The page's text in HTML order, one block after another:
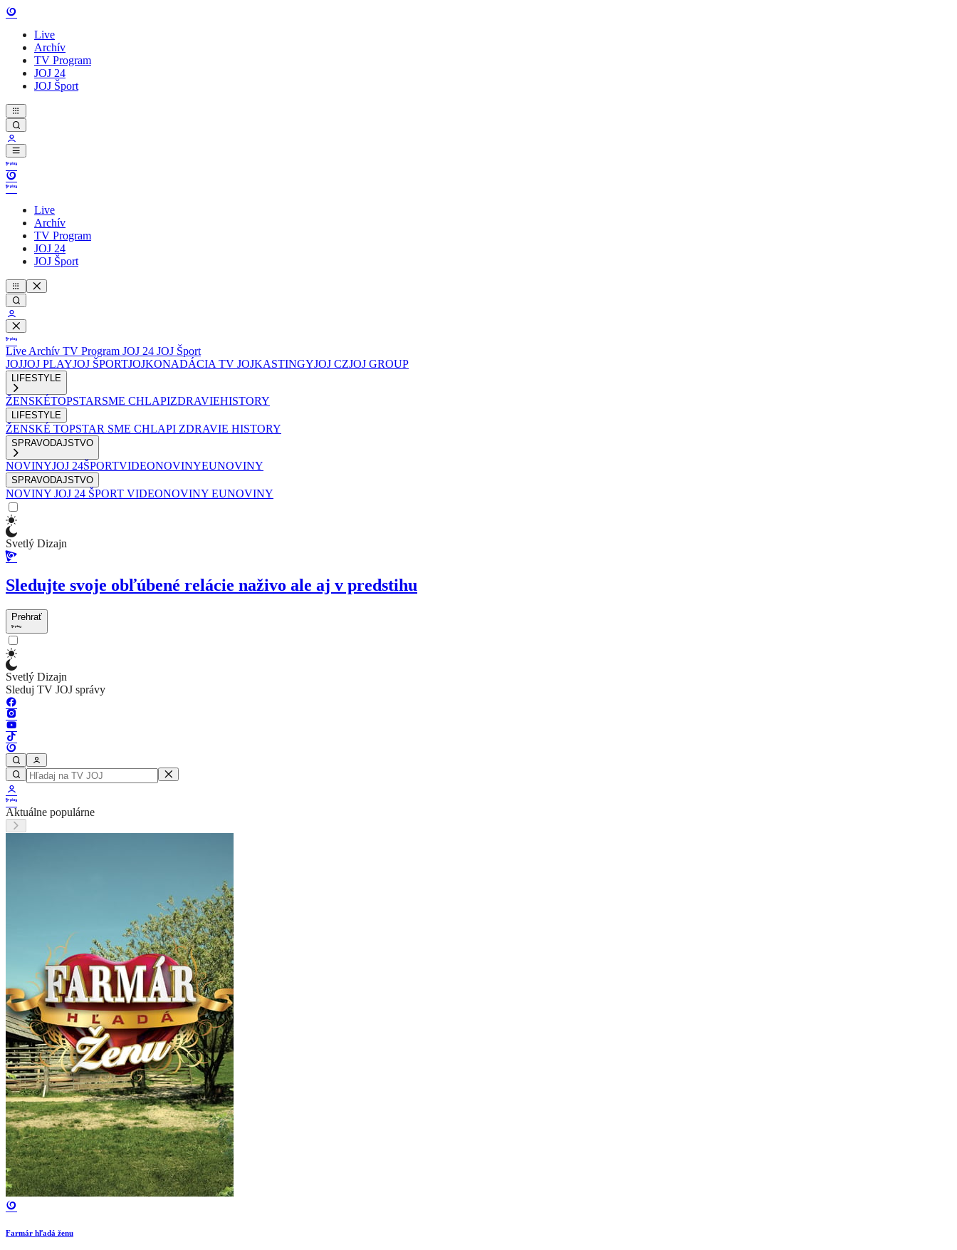
Live
Archív
TV Program
JOJ 24
JOJ Šport
Live
Archív
TV Program
JOJ 24
JOJ Šport
Live Archív TV Program JOJ 24 JOJ Šport
JOJJOJ PLAYJOJ ŠPORTJOJKONADÁCIA TV JOJKASTINGYJOJ CZJOJ GROUP
LIFESTYLE
ŽENSKÉTOPSTARSME CHLAPIZDRAVIEHISTORY
LIFESTYLE
ŽENSKÉ TOPSTAR SME CHLAPI ZDRAVIE HISTORY
SPRAVODAJSTVO
NOVINYJOJ 24ŠPORTVIDEONOVINYEUNOVINY
SPRAVODAJSTVO
NOVINY JOJ 24 ŠPORT VIDEONOVINY EUNOVINY
Svetlý Dizajn
Sledujte svoje obľúbené relácie naživo ale aj v predstihu
Prehrať
Svetlý Dizajn
Sleduj TV JOJ správy
Aktuálne populárne
Farmár hľadá ženu